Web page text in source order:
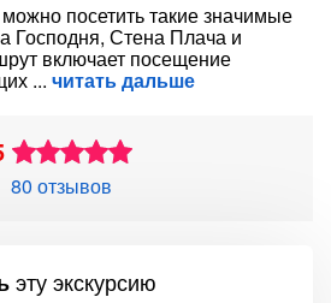
посетить такие значимые
Господня, Стена Плача и
включает посещение
читать дальше
80 отзывов
эту экскурсию